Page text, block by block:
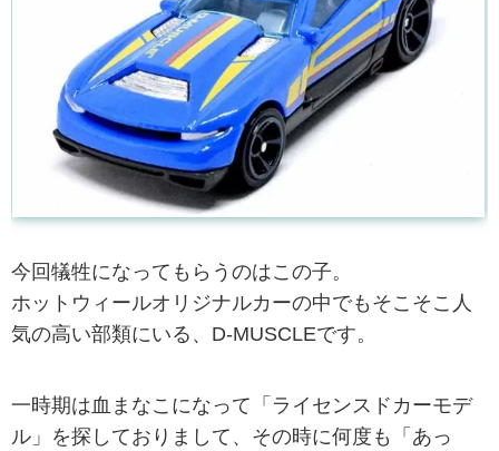
今回犠牲になってもらうのはこの子。
ホットウィールオリジナルカーの中でもそこそこ人
気の高い部類にいる、D-MUSCLEです。
一時期は血まなこになって「ライセンスドカーモデ
ル」を探しておりまして、その時に何度も「あっ